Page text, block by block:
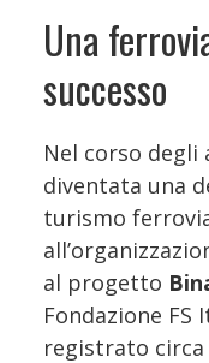
Una
successo
Nel corso degli
diventata una
turismo
al progetto
Fondazione FS
registrato circa